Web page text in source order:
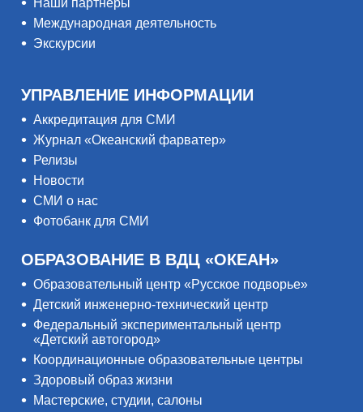
Международная деятельность
Экскурсии
УПРАВЛЕНИЕ ИНФОРМАЦИИ
Аккредитация для СМИ
Журнал «Океанский фарватер»
Релизы
Новости
СМИ о нас
Фотобанк для СМИ
ОБРАЗОВАНИЕ В ВДЦ «ОКЕАН»
Образовательный центр «Русское подворье»
Детский инженерно-технический центр
Федеральный экспериментальный центр
«Детский автогород»
Координационные образовательные центры
Здоровый образ жизни
Мастерские, студии, салоны